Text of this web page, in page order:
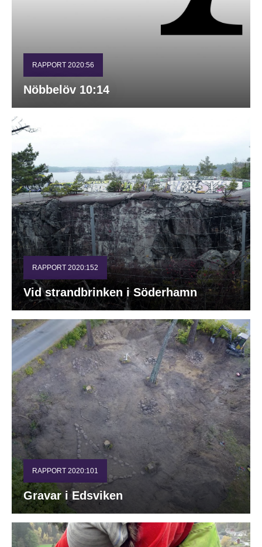
RAPPORT 2020:56
Nöbbelöv 10:14
RAPPORT 2020:152
Vid strandbrinken i Söderhamn
RAPPORT 2020:101
Gravar i Edsviken